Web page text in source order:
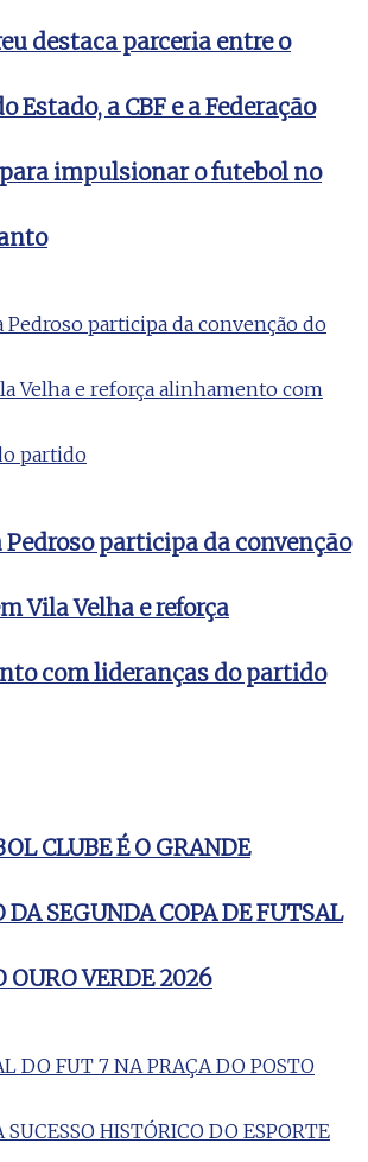
destaca parceria entre o
Estado, a CBF e a Federação
impulsionar o futebol no
Pedroso participa da convenção
Vila Velha e reforça
com lideranças do partido
CLUBE É O GRANDE
DA SEGUNDA COPA DE FUTSAL
OURO VERDE 2026